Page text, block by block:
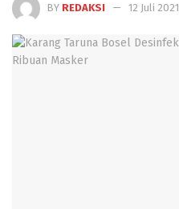
BY REDAKSI 12 Juli 2021